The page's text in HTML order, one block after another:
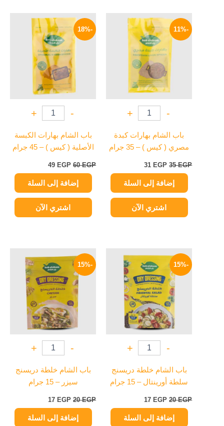
-11%
-
+
باب الشام بهارات كبدة
مصري ( كيس ) – 35 جرام
35EGP
السعر
الأصلي
هو:
35 EGP.
31 EGP
السعر
الحالي
هو:
31 EGP.
إضافة إلى السلة
اشتري الآن
-18%
-
+
باب الشام بهارات الكبسة
الأصلية ( كيس ) – 45 جرام
60EGP
السعر
الأصلي
هو:
60 EGP.
49 EGP
السعر
الحالي
هو:
49 EGP.
إضافة إلى السلة
اشتري الآن
-15%
-
+
باب الشام خلطة دريسنج
سلطة أورينتال – 15 جرام
20EGP
الأصلي
هو:
20 EGP.
17 EGP
الحالي
هو:
17 EGP.
إضافة إلى السلة
-15%
-
+
باب الشام خلطة دريسنج
سيزر – 15 جرام
20EGP
الأصلي
20 EGP.
17 EGP
الحالي
هو:
17 EGP.
إضافة إلى السلة